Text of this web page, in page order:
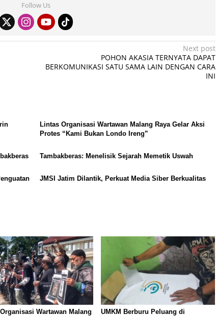
Follow Us
Next post
POHON AKASIA TERNYATA DAPAT
BERKOMUNIKASI SATU SAMA LAIN DENGAN CARA
INI
Lintas Organisasi Wartawan Malang Raya Gelar Aksi
Protes “Kami Bukan Londo Ireng”
Tambakberas: Menelisik Sejarah Memetik Uswah
JMSI Jatim Dilantik, Perkuat Media Siber Berkualitas
Wartawan Malang
UMKM Berburu Peluang di